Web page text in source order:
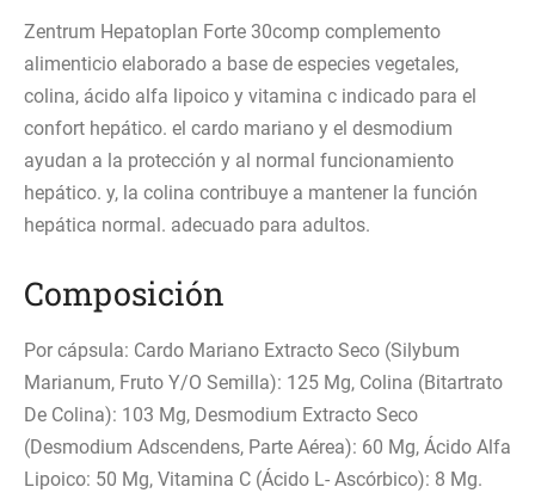
Zentrum Hepatoplan Forte 30comp complemento
alimenticio elaborado a base de especies vegetales,
colina, ácido alfa lipoico y vitamina c indicado para el
confort hepático. el cardo mariano y el desmodium
ayudan a la protección y al normal funcionamiento
hepático. y, la colina contribuye a mantener la función
hepática normal. adecuado para adultos.
Composición
Por cápsula: Cardo Mariano Extracto Seco (Silybum
Marianum, Fruto Y/O Semilla): 125 Mg, Colina (Bitartrato
De Colina): 103 Mg, Desmodium Extracto Seco
(Desmodium Adscendens, Parte Aérea): 60 Mg, Ácido Alfa
Lipoico: 50 Mg, Vitamina C (Ácido L- Ascórbico): 8 Mg.